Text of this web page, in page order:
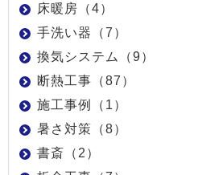
床暖房（4）
手洗い器（7）
換気システム（9）
断熱工事（87）
施工事例（1）
暑さ対策（8）
書斎（2）